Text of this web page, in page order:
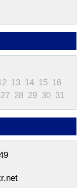
13 14 15 16
27 28 29 30 31